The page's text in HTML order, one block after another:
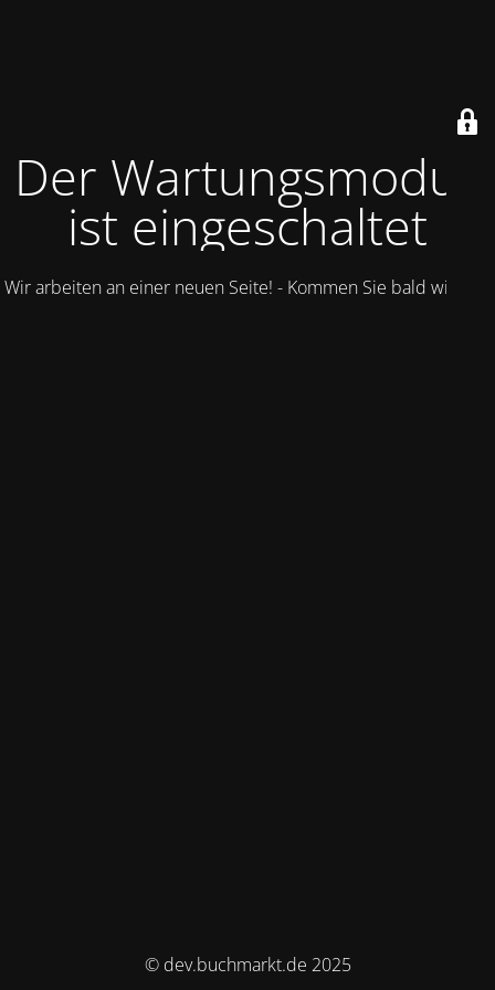
Der Wartungsmodus
ist eingeschaltet
Wir arbeiten an einer neuen Seite! - Kommen Sie bald wieder.
© dev.buchmarkt.de 2025